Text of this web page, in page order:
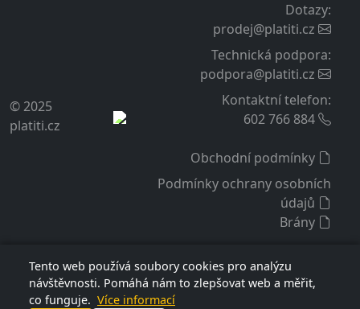
© 2025
platiti.cz
Dotazy:
prodej@platiti.cz
Technická podpora:
podpora@platiti.cz
Kontaktní telefon:
602 766 884
Obchodní podmínky
Podmínky ochrany osobních
údajů
Brány
Tento web používá soubory cookies pro analýzu
návštěvnosti. Pomáhá nám to zlepšovat web a měřit,
co funguje. Více informací